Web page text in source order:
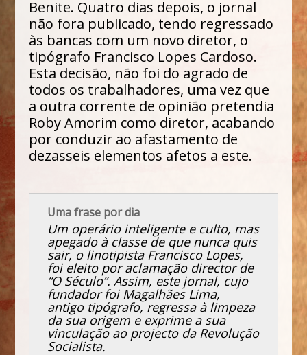
Benite. Quatro dias depois, o jornal
não fora publicado, tendo regressado
às bancas com um novo diretor, o
tipógrafo Francisco Lopes Cardoso.
Esta decisão, não foi do agrado de
todos os trabalhadores, uma vez que
a outra corrente de opinião pretendia
Roby Amorim como diretor, acabando
por conduzir ao afastamento de
dezasseis elementos afetos a este.
Uma frase por dia
Um operário inteligente e culto, mas
apegado à classe de que nunca quis
sair, o linotipista Francisco Lopes,
foi eleito por aclamação director de
“O Século”. Assim, este jornal, cujo
fundador foi Magalhães Lima,
antigo tipógrafo, regressa à limpeza
da sua origem e exprime a sua
vinculação ao projecto da Revolução
Socialista.